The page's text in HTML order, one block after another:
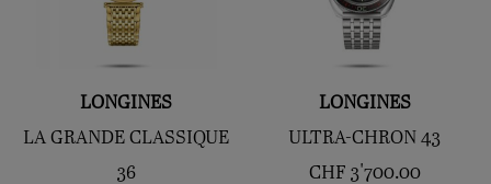
LONGINES
LA GRANDE CLASSIQUE
36
LONGINES
ULTRA-CHRON 43
CHF 3'700.00